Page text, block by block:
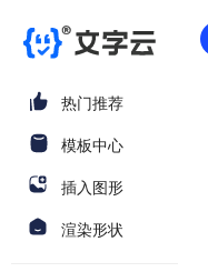
热门推荐
模板中心
插入图形
渲染形状